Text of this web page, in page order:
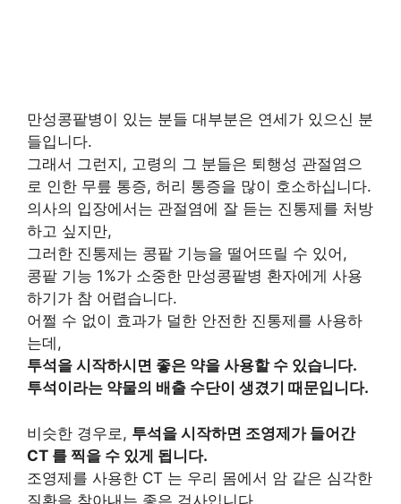
만성콩팥병이 있는 분들 대부분은 연세가 있으신 분
들입니다.
그래서 그런지, 고령의 그 분들은 퇴행성 관절염으
로 인한 무릎 통증, 허리 통증을 많이 호소하십니다.
의사의 입장에서는 관절염에 잘 듣는 진통제를 처방
하고 싶지만,
그러한 진통제는 콩팥 기능을 떨어뜨릴 수 있어,
콩팥 기능 1%가 소중한 만성콩팥병 환자에게 사용
하기가 참 어렵습니다.
어쩔 수 없이 효과가 덜한 안전한 진통제를 사용하
는데,
투석을 시작하시면 좋은 약을 사용할 수 있습니다.
투석이라는 약물의 배출 수단이 생겼기 때문입니다.
비슷한 경우로, 투석을 시작하면 조영제가 들어간
CT 를 찍을 수 있게 됩니다.
조영제를 사용한 CT 는 우리 몸에서 암 같은 심각한
질환을 찾아내는 좋은 검사입니다.